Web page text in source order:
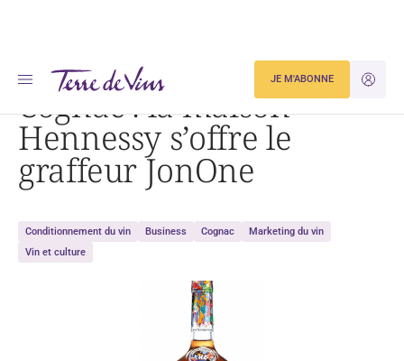
JE
JE M'ABONNE
Accueil Cognac : la maison Hennessy s’offre le graffeur JonOne
Cognac : la maison
Hennessy s’offre le
graffeur JonOne
Conditionnement du vin Business Cognac
Marketing du vin
Vin et culture